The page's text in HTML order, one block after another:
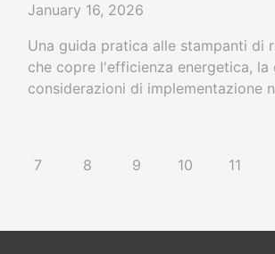
January 16, 2026
Una guida pratica alle stampanti di
che copre l'efficienza energetica,
considerazioni di implementazione
7 8 9 10 11